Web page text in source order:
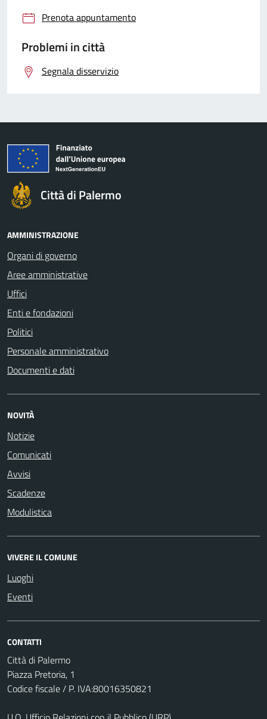
Prenota appuntamento
Problemi in città
Segnala disservizio
Città di Palermo
AMMINISTRAZIONE
Organi di governo
Aree amministrative
Uffici
Enti e fondazioni
Politici
Personale amministrativo
Documenti e dati
NOVITÀ
Notizie
Comunicati
Avvisi
Scadenze
Modulistica
VIVERE IL COMUNE
Luoghi
Eventi
CONTATTI
Città di Palermo
Piazza Pretoria, 1
Codice fiscale / P. IVA:80016350821